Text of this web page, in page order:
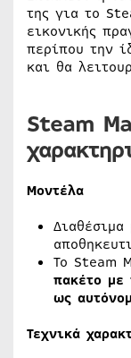
της για το
εικονικής
περίπου την
και θα
Steam
Μοντέλα
Διαθέσιμα
Το Steam
πακέτο
ως
Τεχνικά